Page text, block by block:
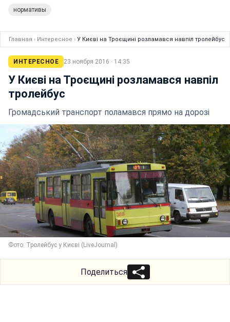
нормативы
Главная › Интересное › У Києві на Троєщині розламався навпіл тролейбус
ИНТЕРЕСНОЕ 23 ноября 2016 · 14:35
У Києві на Троєщині розламався навпіл
тролейбус
Громадський транспорт поламався прямо на дорозі
Фото: Тролейбус у Києві (LiveJournal)
Поделиться